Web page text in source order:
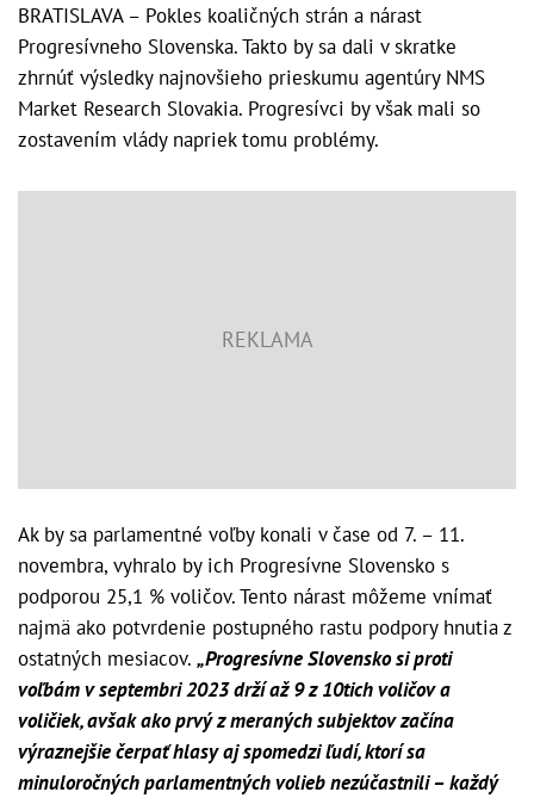
BRATISLAVA – Pokles koaličných strán a nárast
Progresívneho Slovenska. Takto by sa dali v skratke
zhrnúť výsledky najnovšieho prieskumu agentúry NMS
Market Research Slovakia. Progresívci by však mali so
zostavením vlády napriek tomu problémy.
Ak by sa parlamentné voľby konali v čase od 7. – 11.
novembra, vyhralo by ich Progresívne Slovensko s
podporou 25,1 % voličov. Tento nárast môžeme vnímať
najmä ako potvrdenie postupného rastu podpory hnutia z
ostatných mesiacov. „Progresívne Slovensko si proti
voľbám v septembri 2023 drží až 9 z 10tich voličov a
voličiek, avšak ako prvý z meraných subjektov začína
výraznejšie čerpať hlasy aj spomedzi ľudí, ktorí sa
minuloročných parlamentných volieb nezúčastnili – každý